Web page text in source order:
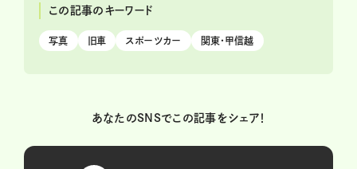
この記事のキーワード
写真 旧車 スポーツカー 関東・甲信越
あなたのSNSでこの記事をシェア！